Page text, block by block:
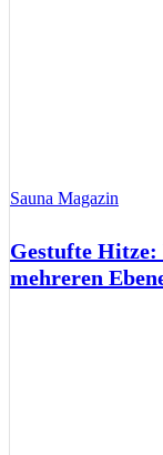
Sauna Magazin
Gestufte Hitze:
mehreren